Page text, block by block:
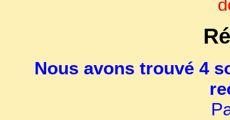
Nous avons trouvé 4